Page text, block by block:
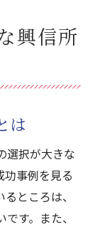
興信所
は
選択が大きな
功事例を見る
ところは、
す。また、